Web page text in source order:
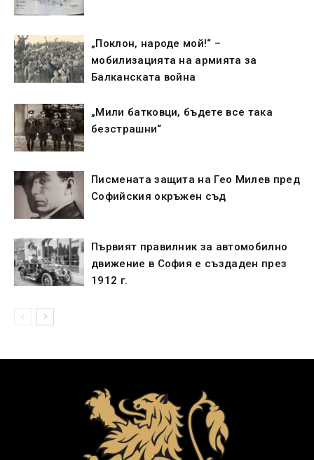
„Поклон, народе мой!“ –
мобилизацията на армията за
Балканската война
„Мили батковци, бъдете все така
безстрашни“
Писмената защита на Гео Милев пред
Софийския окръжен съд
Първият правилник за автомобилно
движение в София е създаден през
1912 г.